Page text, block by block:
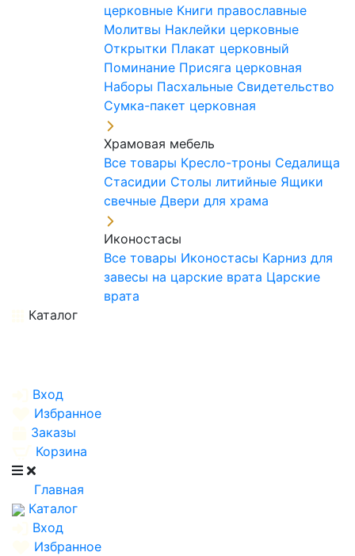
церковные Книги православные
Молитвы Наклейки церковные
Открытки Плакат церковный
Поминание Присяга церковная
Наборы Пасхальные Свидетельство
Сумка-пакет церковная
Храмовая мебель
Все товары Кресло-троны Седалища
Стасидии Столы литийные Ящики
свечные Двери для храма
Иконостасы
Все товары Иконостасы Карниз для
завесы на царские врата Царские
врата
Каталог
Вход
Избранное
Заказы
Корзина
Главная
Каталог
Вход
Избранное